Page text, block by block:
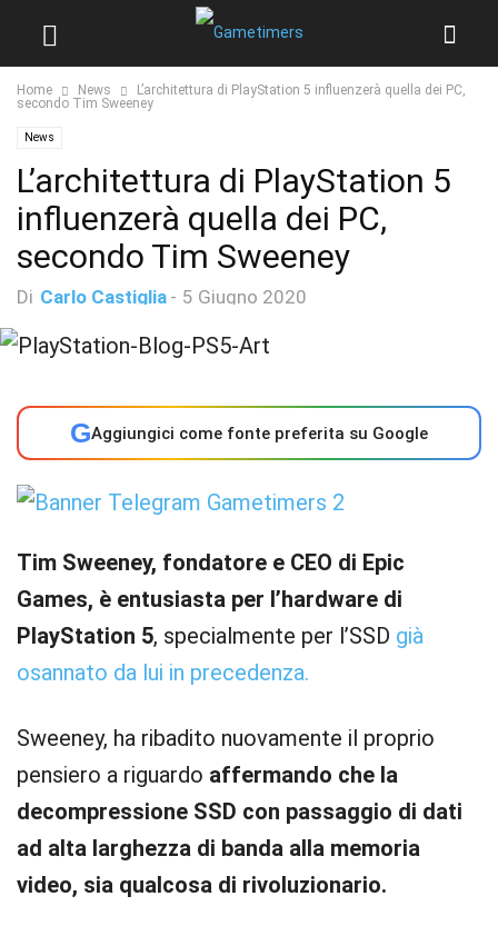
Home News
L’architettura di PlayStation 5 influenzerà quella dei PC,
secondo Tim Sweeney
News
L’architettura di PlayStation 5
influenzerà quella dei PC,
secondo Tim Sweeney
Di Carlo Castiglia - 5 Giugno 2020
GAggiungici come fonte preferita su Google
Tim Sweeney, fondatore e CEO di Epic
Games, è entusiasta per l’hardware di
PlayStation 5, specialmente per l’SSD già
osannato da lui in precedenza.
Sweeney, ha ribadito nuovamente il proprio
pensiero a riguardo affermando che la
decompressione SSD con passaggio di dati
ad alta larghezza di banda alla memoria
video, sia qualcosa di rivoluzionario.